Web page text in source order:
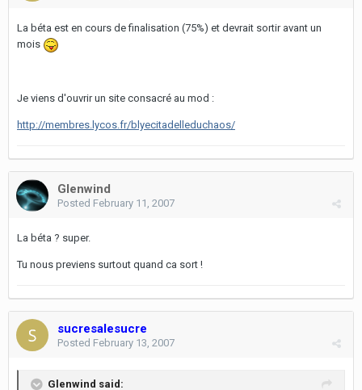
La béta est en cours de finalisation (75%) et devrait sortir avant un
mois
Je viens d'ouvrir un site consacré au mod :
http://membres.lycos.fr/blyecitadelleduchaos/
Glenwind
Posted February 11, 2007
La béta ? super.
Tu nous previens surtout quand ca sort !
sucresalesucre
Posted February 13, 2007
Glenwind said: